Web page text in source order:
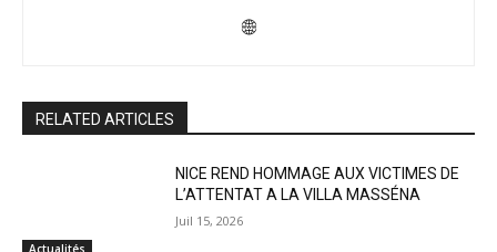
RELATED ARTICLES
Actualités
NICE REND HOMMAGE AUX VICTIMES DE
L’ATTENTAT A LA VILLA MASSÉNA
Juil 15, 2026